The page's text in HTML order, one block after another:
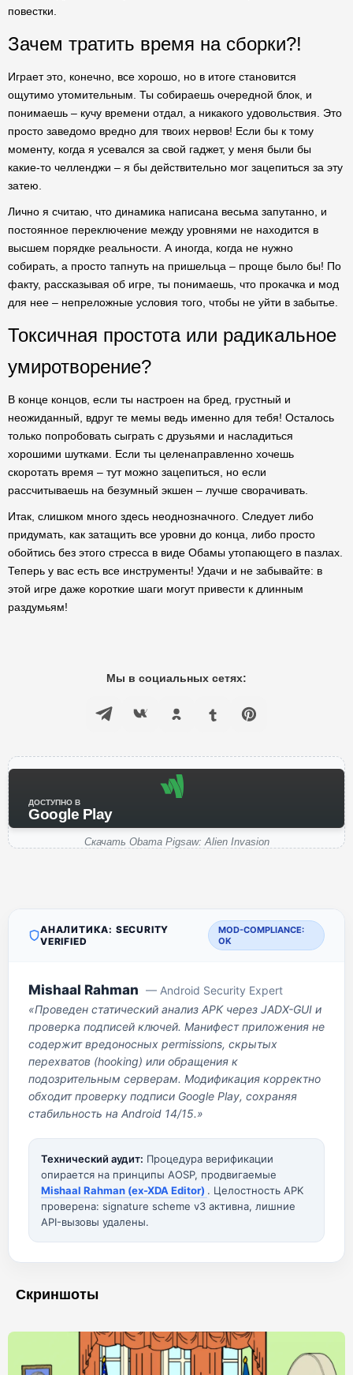
повестки.
Зачем тратить время на сборки?!
Играет это, конечно, все хорошо, но в итоге становится
ощутимо утомительным. Ты собираешь очередной блок, и
понимаешь – кучу времени отдал, а никакого удовольствия. Это
просто заведомо вредно для твоих нервов! Если бы к тому
моменту, когда я усевался за свой гаджет, у меня были бы
какие-то челленджи – я бы действительно мог зацепиться за эту
затею.
Лично я считаю, что динамика написана весьма запутанно, и
постоянное переключение между уровнями не находится в
высшем порядке реальности. А иногда, когда не нужно
собирать, а просто тапнуть на пришельца – проще было бы! По
факту, рассказывая об игре, ты понимаешь, что прокачка и мод
для нее – непреложные условия того, чтобы не уйти в забытье.
Токсичная простота или радикальное
умиротворение?
В конце концов, если ты настроен на бред, грустный и
неожиданный, вдруг те мемы ведь именно для тебя! Осталось
только попробовать сыграть с друзьями и насладиться
хорошими шутками. Если ты целенаправленно хочешь
скоротать время – тут можно зацепиться, но если
рассчитываешь на безумный экшен – лучше сворачивать.
Итак, слишком много здесь неоднозначного. Следует либо
придумать, как затащить все уровни до конца, либо просто
обойтись без этого стресса в виде Обамы утопающего в пазлах.
Теперь у вас есть все инструменты! Удачи и не забывайте: в
этой игре даже короткие шаги могут привести к длинным
раздумьям!
Мы в социальных сетях:
ДОСТУПНО В
Google Play
Скачать Obama Pigsaw: Alien Invasion
АНАЛИТИКА: SECURITY
VERIFIED
MOD-COMPLIANCE:
OK
Mishaal Rahman — Android Security Expert
«Проведен статический анализ APK через JADX-GUI и
проверка подписей ключей. Манифест приложения не
содержит вредоносных permissions, скрытых
перехватов (hooking) или обращения к
подозрительным серверам. Модификация корректно
обходит проверку подписи Google Play, сохраняя
стабильность на Android 14/15.»
Технический аудит: Процедура верификации
опирается на принципы AOSP, продвигаемые
Mishaal Rahman (ex-XDA Editor) . Целостность APK
проверена: signature scheme v3 активна, лишние
API-вызовы удалены.
Скриншоты